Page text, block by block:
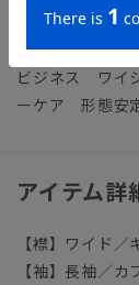
いシャツの選び
ビジネス ワイ
ーケア 形態安
アイテム詳
【襟】ワイド
【袖】長袖／